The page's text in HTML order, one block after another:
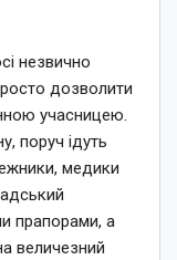
незвично
дозволити
учасницею.
поруч ідуть
медики
прапорами, а
величезний